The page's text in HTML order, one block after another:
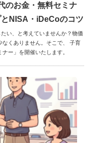
のお金・無料セミナ
NISA・iDeCoのコツ
い、と考えていませんか？物価
くありません。そこで、 子育
ー」を開催いたします。